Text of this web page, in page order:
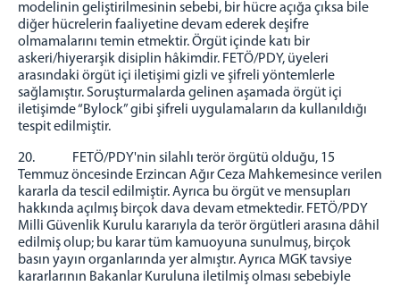
modelinin geliştirilmesinin sebebi, bir hücre açığa çıksa bile
diğer hücrelerin faaliyetine devam ederek deşifre
olmamalarını temin etmektir. Örgüt içinde katı bir
askeri/hiyerarşik disiplin hâkimdir. FETÖ/PDY, üyeleri
arasındaki örgüt içi iletişimi gizli ve şifreli yöntemlerle
sağlamıştır. Soruşturmalarda gelinen aşamada örgüt içi
iletişimde “Bylock” gibi şifreli uygulamaların da kullanıldığı
tespit edilmiştir.
20. FETÖ/PDY'nin silahlı terör örgütü olduğu, 15
Temmuz öncesinde Erzincan Ağır Ceza Mahkemesince verilen
kararla da tescil edilmiştir. Ayrıca bu örgüt ve mensupları
hakkında açılmış birçok dava devam etmektedir. FETÖ/PDY
Milli Güvenlik Kurulu kararıyla da terör örgütleri arasına dâhil
edilmiş olup; bu karar tüm kamuoyuna sunulmuş, birçok
basın yayın organlarında yer almıştır. Ayrıca MGK tavsiye
kararlarının Bakanlar Kuruluna iletilmiş olması sebebiyle